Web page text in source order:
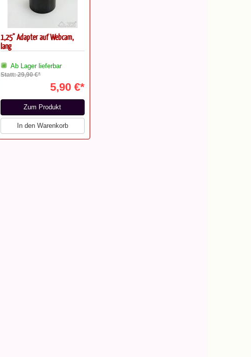
1,25" Adapter auf Webcam,
lang
Ab Lager lieferbar
Statt: 29,90 €*
5,90 €*
Zum Produkt
In den Warenkorb